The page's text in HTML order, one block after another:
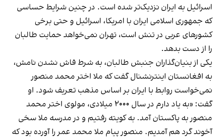
اسرائیل به ایران نزدیک‌تر شده است. در چنین شرایط حساسی
که جمهوری اسلامی ایران با امریکا، اسرائیل و حتی برخی
کشورهای عربی در تنش است، تهران نمی‌خواهد حمایت طالبان
را از دست بدهد.
یکی از بنیان‌گذاران جنبش طالبان، به شرط فاش نشدن نامش،
به افغانستان اینترنشنال گفت که ملا اختر محمد منصور
نمی‌خواست روابط با ایران بر اساس مذهب تعریف شود. او
گفت: «به یاد دارم در سال ۲۰۰۰ میلادی، مولوی اختر محمد
منصور به پاکستان آمد. به کویته رفتیم و در مدرسه ملا سخی
آخوند گرد هم آمدیم. منصور پیام ملا محمد عمر را آورده بود که